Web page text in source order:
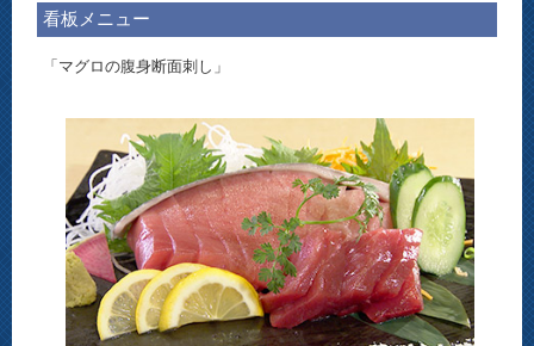
看板メニュー
「マグロの腹身断面刺し」